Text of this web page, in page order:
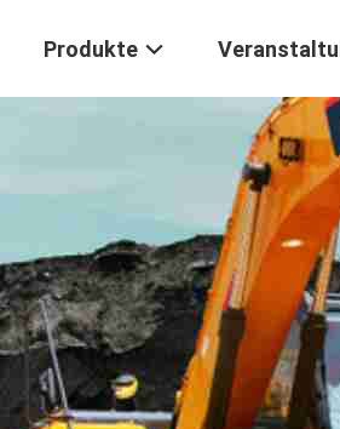
Produkte